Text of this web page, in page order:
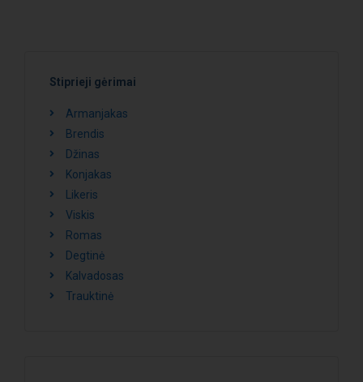
Stiprieji gėrimai
Armanjakas
Brendis
Džinas
Konjakas
Likeris
Viskis
Romas
Degtinė
Kalvadosas
Trauktinė